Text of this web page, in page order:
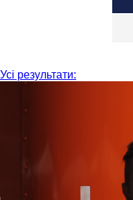
Усі результати: